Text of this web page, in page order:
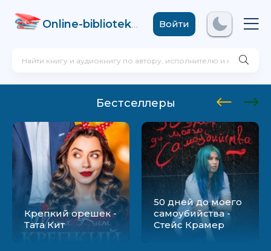
Online-biblioteka .comВойти
Бестселлеры
Крепкий орешек -
Тата Кит
50 дней до моего
самоубийства -
Стейс Крамер